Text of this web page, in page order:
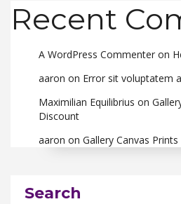
Recent
A WordPress Commenter on
aaron on Error sit voluptatem
Maximilian Equilibrius on
Discount
aaron on Gallery Canvas
Search